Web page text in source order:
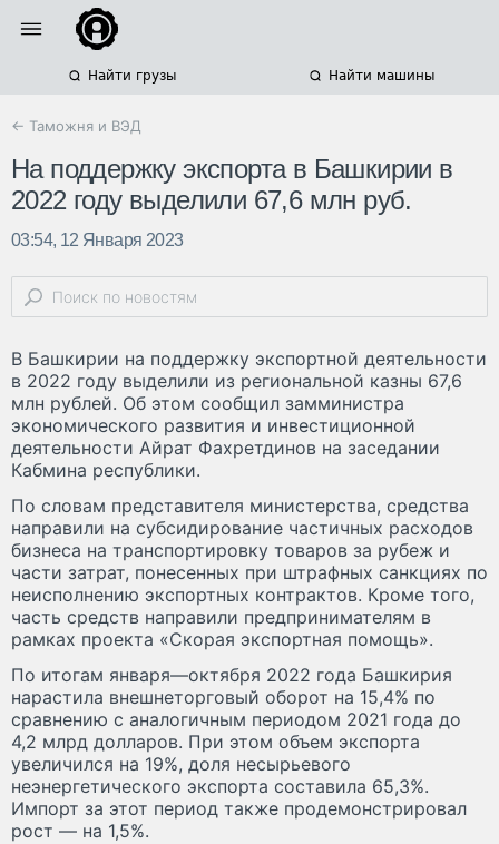
Найти грузы Найти машины
← Таможня и ВЭД
На поддержку экспорта в Башкирии в
2022 году выделили 67,6 млн руб.
03:54, 12 Января 2023
В Башкирии на поддержку экспортной деятельности
в 2022 году выделили из региональной казны 67,6
млн рублей. Об этом сообщил замминистра
экономического развития и инвестиционной
деятельности Айрат Фахретдинов на заседании
Кабмина республики.
По словам представителя министерства, средства
направили на субсидирование частичных расходов
бизнеса на транспортировку товаров за рубеж и
части затрат, понесенных при штрафных санкциях по
неисполнению экспортных контрактов. Кроме того,
часть средств направили предпринимателям в
рамках проекта «Скорая экспортная помощь».
По итогам января—октября 2022 года Башкирия
нарастила внешнеторговый оборот на 15,4% по
сравнению с аналогичным периодом 2021 года до
4,2 млрд долларов. При этом объем экспорта
увеличился на 19%, доля несырьевого
неэнергетического экспорта составила 65,3%.
Импорт за этот период также продемонстрировал
рост — на 1,5%.